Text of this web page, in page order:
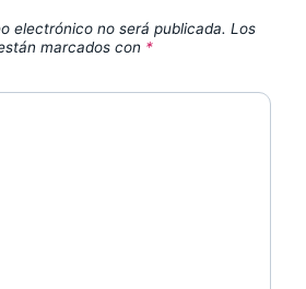
electrónico no será publicada. Los
marcados con *